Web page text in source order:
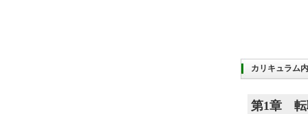
カリキュラム
第1章